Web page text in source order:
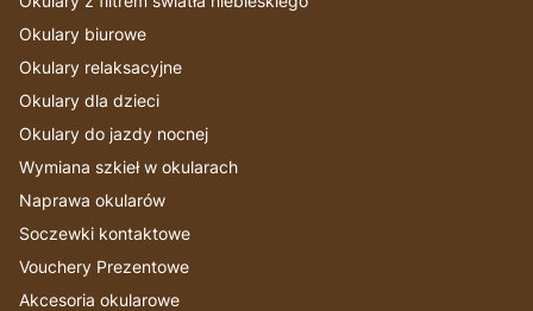
Okulary biurowe
Okulary relaksacyjne
Okulary dla dzieci
Okulary do jazdy nocnej
Wymiana szkieł w okularach
Naprawa okularów
Soczewki kontaktowe
Vouchery Prezentowe
Akcesoria okularowe